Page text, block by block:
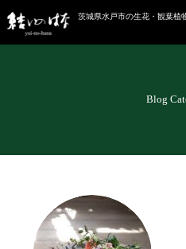
茨城県水戸市の生花・観葉植
Blog